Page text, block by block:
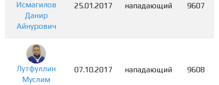
Исмагилов
Данир
Айнурович
25.01.2017 нападающий 9607
Лутфуллин
Муслим
07.10.2017 нападающий 9608